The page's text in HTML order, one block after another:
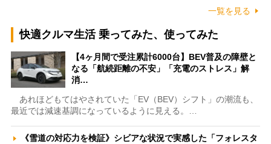
一覧を見る
快適クルマ生活 乗ってみた、使ってみた
【4ヶ月間で受注累計6000台】BEV普及の障壁と
なる「航続距離の不安」「充電のストレス」解
消…
あれほどもてはやされていた「EV（BEV）シフト」の潮流も、
最近では減速基調になっているように見える。…
《雪道の対応力を検証》シビアな状況で実感した「フォレスタ